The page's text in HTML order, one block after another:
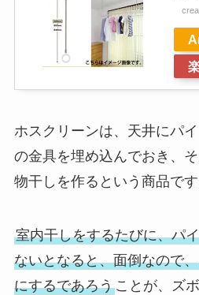
ホスクリーンは、天井にパ
の金具を埋め込んでおき、
物干しを作るという商品です
室内干しをするたびに、パ
ないとなると、面倒なので
にするであろうことが、ズ